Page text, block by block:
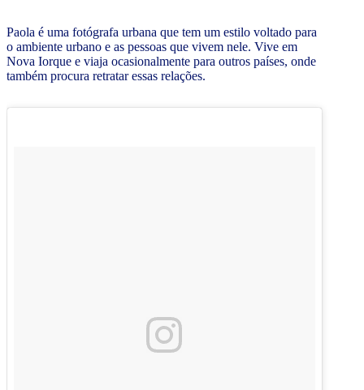
Paola é uma fotógrafa urbana que tem um estilo voltado para
o ambiente urbano e as pessoas que vivem nele. Vive em
Nova Iorque e viaja ocasionalmente para outros países, onde
também procura retratar essas relações.